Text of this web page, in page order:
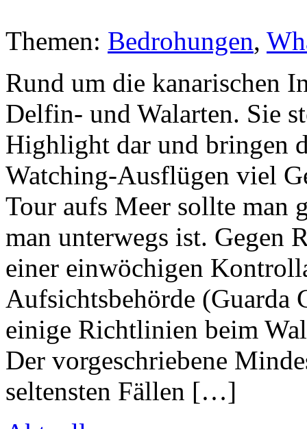
Themen: Bedrohungen,
Rund um die kanarischen
Delfin- und Walarten. Sie
Highlight dar und bringen
Watching-Ausflügen viel
Tour aufs Meer sollte man
man unterwegs ist. Gegen
einer einwöchigen
Aufsichtsbehörde (Guarda
einige Richtlinien beim
Der vorgeschriebene
seltensten Fällen […]